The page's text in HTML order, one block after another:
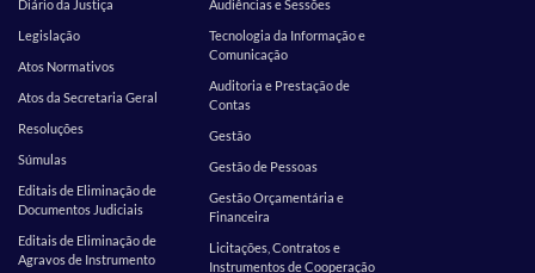
Diário da Justiça
Legislação
Atos Normativos
Atos da Secretaria Geral
Resoluções
Súmulas
Editais de Eliminação de
Documentos Judiciais
Editais de Eliminação de
Agravos de Instrumento
Audiências e Sessões
Tecnologia da Informação e
Comunicação
Auditoria e Prestação de
Contas
Gestão
Gestão de Pessoas
Gestão Orçamentária e
Financeira
Licitações, Contratos e
Instrumentos de Cooperação